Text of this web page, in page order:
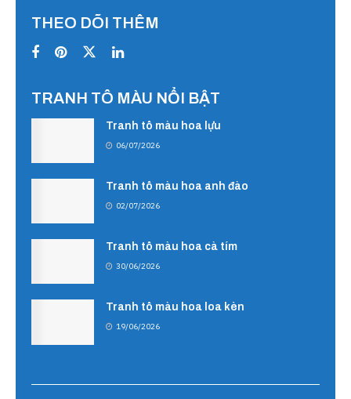
THEO DÕI THÊM
TRANH TÔ MÀU NỔI BẬT
Tranh tô màu hoa lựu
06/07/2026
Tranh tô màu hoa anh đào
02/07/2026
Tranh tô màu hoa cà tím
30/06/2026
Tranh tô màu hoa loa kèn
19/06/2026